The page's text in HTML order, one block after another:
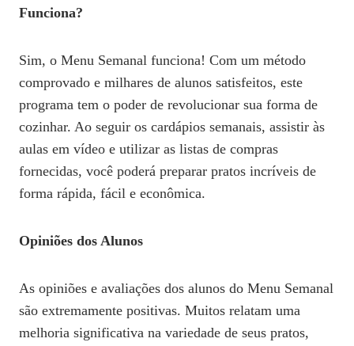
Funciona?
Sim, o Menu Semanal funciona! Com um método
comprovado e milhares de alunos satisfeitos, este
programa tem o poder de revolucionar sua forma de
cozinhar. Ao seguir os cardápios semanais, assistir às
aulas em vídeo e utilizar as listas de compras
fornecidas, você poderá preparar pratos incríveis de
forma rápida, fácil e econômica.
Opiniões dos Alunos
As opiniões e avaliações dos alunos do Menu Semanal
são extremamente positivas. Muitos relatam uma
melhoria significativa na variedade de seus pratos,